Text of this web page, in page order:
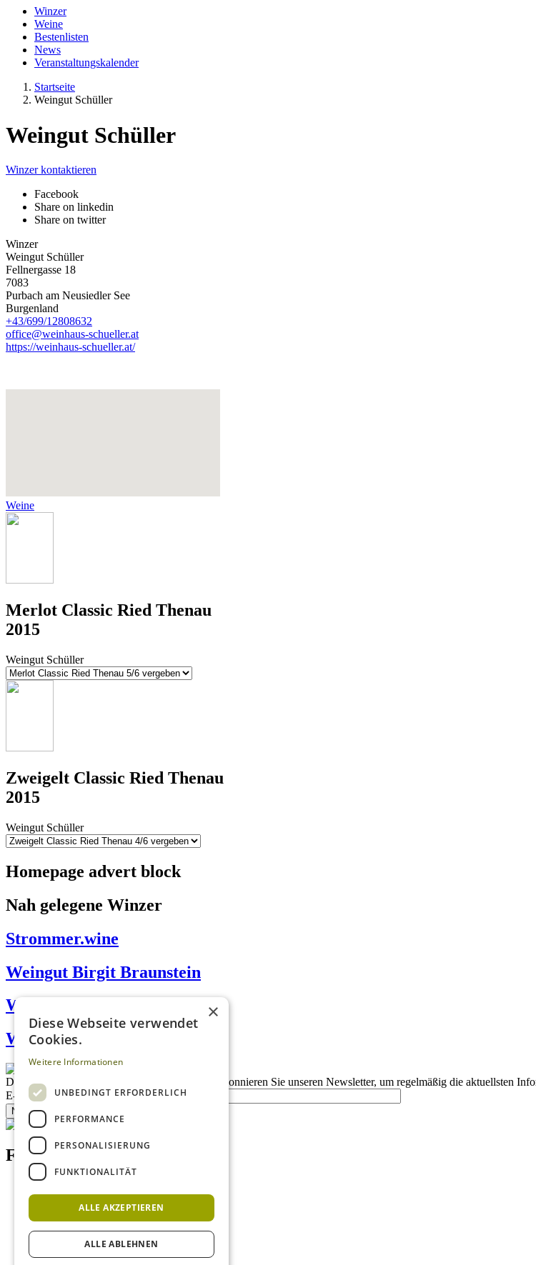
Winzer
Weine
Bestenlisten
News
Veranstaltungskalender
Startseite
Weingut Schüller
Weingut Schüller
Winzer kontaktieren
Facebook
Share on linkedin
Share on twitter
Winzer
Weingut Schüller
Fellnergasse 18
7083
Purbach am Neusiedler See
Burgenland
+43/699/12808632
office@weinhaus-schueller.at
https://weinhaus-schueller.at/
Weine
Merlot Classic Ried Thenau
2015
Weingut Schüller
Zweigelt Classic Ried Thenau
2015
Weingut Schüller
Homepage advert block
Nah gelegene Winzer
Strommer.wine
Weingut Birgit Braunstein
Weinhof Leidl-Putz
Weingut Kreiler
Description
Abonnieren Sie unseren Newsletter, um regelmäßig die aktuellsten
E-Mail
Newsletter bestellen
Footer menu (DE)
Nutzungsbedingungen
Impressum
Mediadaten Rotweinguide
×
Diese Webseite verwendet
Cookies.
Weitere Informationen
UNBEDINGT ERFORDERLICH
PERFORMANCE
PERSONALISIERUNG
FUNKTIONALITÄT
ALLE AKZEPTIEREN
ALLE ABLEHNEN